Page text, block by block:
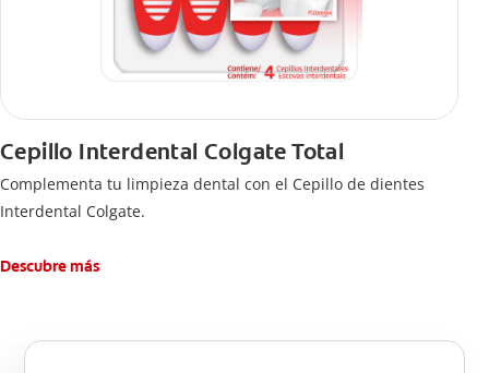
Cepillo Interdental Colgate Total
Complementa tu limpieza dental con el Cepillo de dientes
Interdental Colgate.
Descubre más